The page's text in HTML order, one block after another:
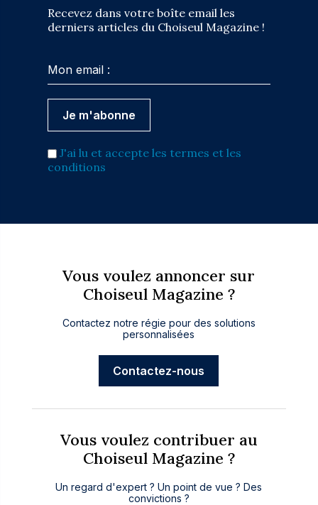
Recevez dans votre boîte email les
derniers articles du Choiseul Magazine !
J'ai lu et accepte les termes et les
conditions
Vous voulez annoncer sur
Choiseul Magazine ?
Contactez notre régie pour des solutions
personnalisées
Contactez-nous
Vous voulez contribuer au
Choiseul Magazine ?
Un regard d'expert ? Un point de vue ? Des
convictions ?